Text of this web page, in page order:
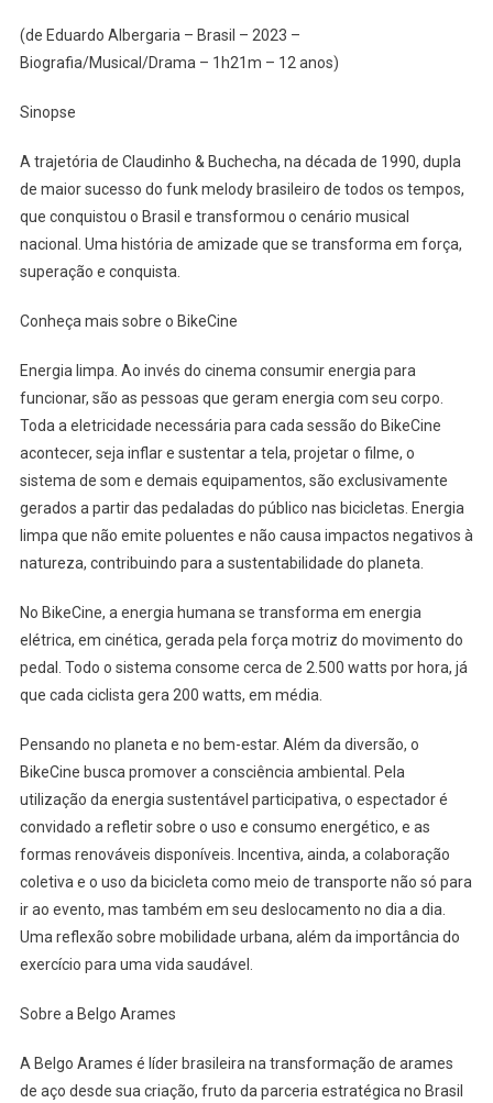
(de Eduardo Albergaria – Brasil – 2023 –
Biografia/Musical/Drama – 1h21m – 12 anos)
Sinopse
A trajetória de Claudinho & Buchecha, na década de 1990, dupla
de maior sucesso do funk melody brasileiro de todos os tempos,
que conquistou o Brasil e transformou o cenário musical
nacional. Uma história de amizade que se transforma em força,
superação e conquista.
Conheça mais sobre o BikeCine
Energia limpa. Ao invés do cinema consumir energia para
funcionar, são as pessoas que geram energia com seu corpo.
Toda a eletricidade necessária para cada sessão do BikeCine
acontecer, seja inflar e sustentar a tela, projetar o filme, o
sistema de som e demais equipamentos, são exclusivamente
gerados a partir das pedaladas do público nas bicicletas. Energia
limpa que não emite poluentes e não causa impactos negativos à
natureza, contribuindo para a sustentabilidade do planeta.
No BikeCine, a energia humana se transforma em energia
elétrica, em cinética, gerada pela força motriz do movimento do
pedal. Todo o sistema consome cerca de 2.500 watts por hora, já
que cada ciclista gera 200 watts, em média.
Pensando no planeta e no bem-estar. Além da diversão, o
BikeCine busca promover a consciência ambiental. Pela
utilização da energia sustentável participativa, o espectador é
convidado a refletir sobre o uso e consumo energético, e as
formas renováveis disponíveis. Incentiva, ainda, a colaboração
coletiva e o uso da bicicleta como meio de transporte não só para
ir ao evento, mas também em seu deslocamento no dia a dia.
Uma reflexão sobre mobilidade urbana, além da importância do
exercício para uma vida saudável.
Sobre a Belgo Arames
A Belgo Arames é líder brasileira na transformação de arames
de aço desde sua criação, fruto da parceria estratégica no Brasil